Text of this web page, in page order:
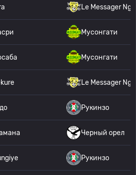
Le Messager
Мусонгати
Мусонгати
Le Messager
Рукинзо
Черный орел
Рукинзо